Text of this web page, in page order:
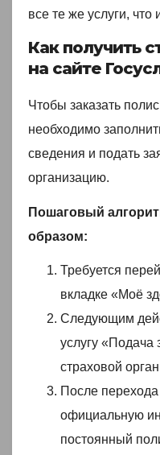
все те же услуги,
Как получить
на сайте
Чтобы заказать
необходимо
сведения и подать
организацию.
Пошаговый
образом:
Требуется
вкладке «Моё
Следующим
услугу
страховой
После
официальную
постоянный